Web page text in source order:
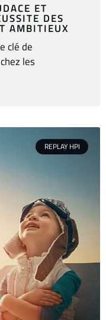
ET
DES
AMBITIEUX
clé de
les
REPLAY HPI